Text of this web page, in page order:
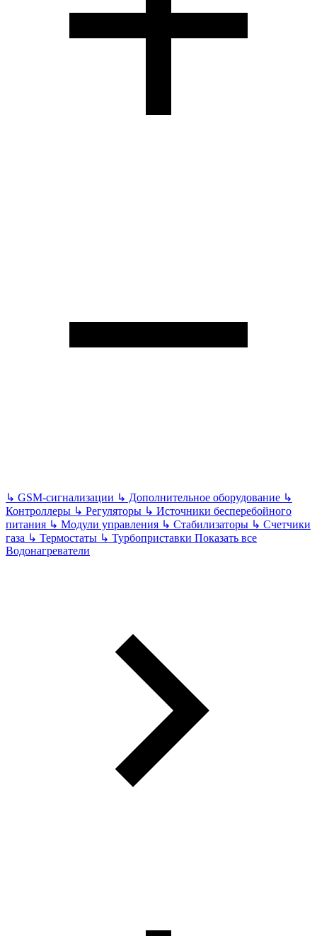
↳ GSM-сигнализации ↳ Дополнительное оборудование ↳
Контроллеры ↳ Регуляторы ↳ Источники бесперебойного
питания ↳ Модули управления ↳ Стабилизаторы ↳ Счетчики
газа ↳ Термостаты ↳ Турбоприставки Показать все
Водонагреватели